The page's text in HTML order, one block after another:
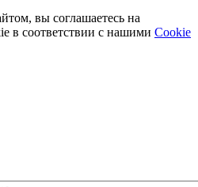
вы соглашаетесь на
в соответствии с нашими Cookiе